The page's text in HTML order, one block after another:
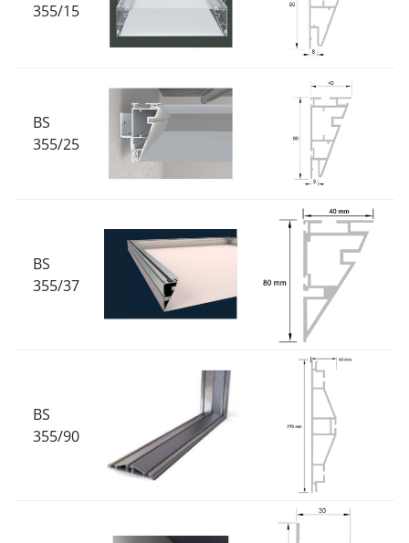
355/15
BS
355/25
BS
355/37
BS
355/90